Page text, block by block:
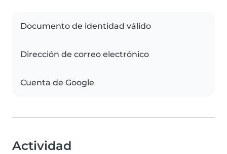
Documento de identidad válido
Dirección de correo electrónico
Cuenta de Google
Actividad